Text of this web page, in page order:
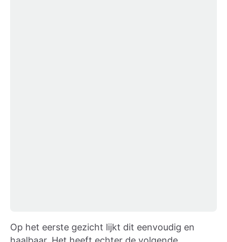
Op het eerste gezicht lijkt dit eenvoudig en